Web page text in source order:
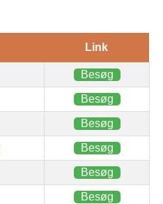
Link
Besøg
Besøg
Besøg
Besøg
Besøg
Besøg